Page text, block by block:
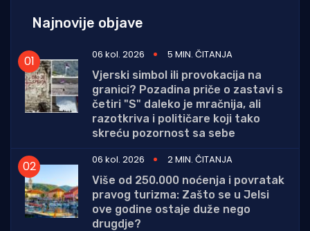
Najnovije objave
06 kol. 2026
5 MIN. ČITANJA
Vjerski simbol ili provokacija na
granici? Pozadina priče o zastavi s
četiri "S" daleko je mračnija, ali
razotkriva i političare koji tako
skreću pozornost sa sebe
06 kol. 2026
2 MIN. ČITANJA
Više od 250.000 noćenja i povratak
pravog turizma: Zašto se u Jelsi
ove godine ostaje duže nego
drugdje?